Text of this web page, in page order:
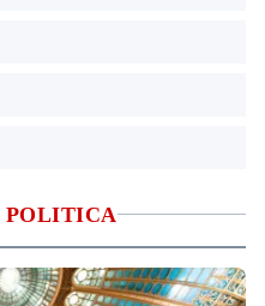
POLITICA